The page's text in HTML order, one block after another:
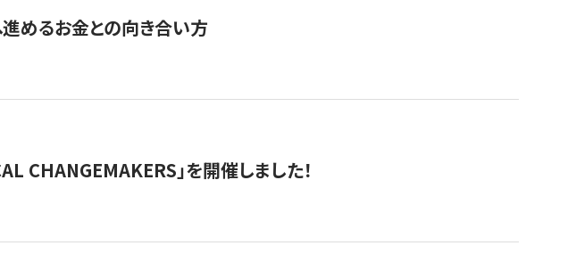
めるお金との向き合い方
CHANGEMAKERS」を開催しました！